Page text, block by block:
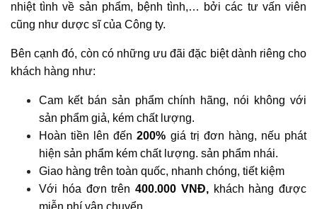
nhiệt tình về sản phẩm, bệnh tình,… bởi các tư vấn viên
cũng như dược sĩ của Công ty.
Bên cạnh đó, còn có những ưu đãi đặc biệt dành riêng cho
khách hàng như:
Cam kết bán sản phẩm chính hãng, nói không với
sản phẩm giả, kém chất lượng.
Hoàn tiền lên đến200% giá trị đơn hàng, nếu phát
hiện sản phẩm kém chất lượng. sản phẩm nhái.
Giao hàng trên toàn quốc, nhanh chóng, tiết kiệm
Với hóa đơn trên 400.000 VNĐ,khách hàng được